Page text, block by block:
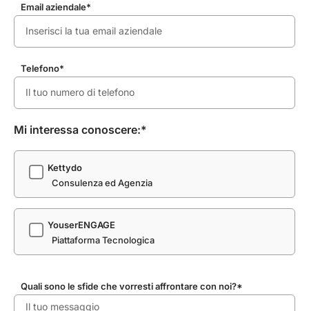
Email aziendale*
Telefono*
Mi interessa conoscere:*
Kettydo
Consulenza ed Agenzia
YouserENGAGE
Piattaforma Tecnologica
Quali sono le sfide che vorresti affrontare con noi?*